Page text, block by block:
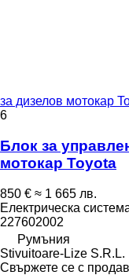
за дизелов мотокар
6
Блок за
мотокар Toyota
850 € ≈ 1 665 лв.
Електрическа
227602002
Румъния
Stivuitoare-Lize S.R.L.
Свържете се с